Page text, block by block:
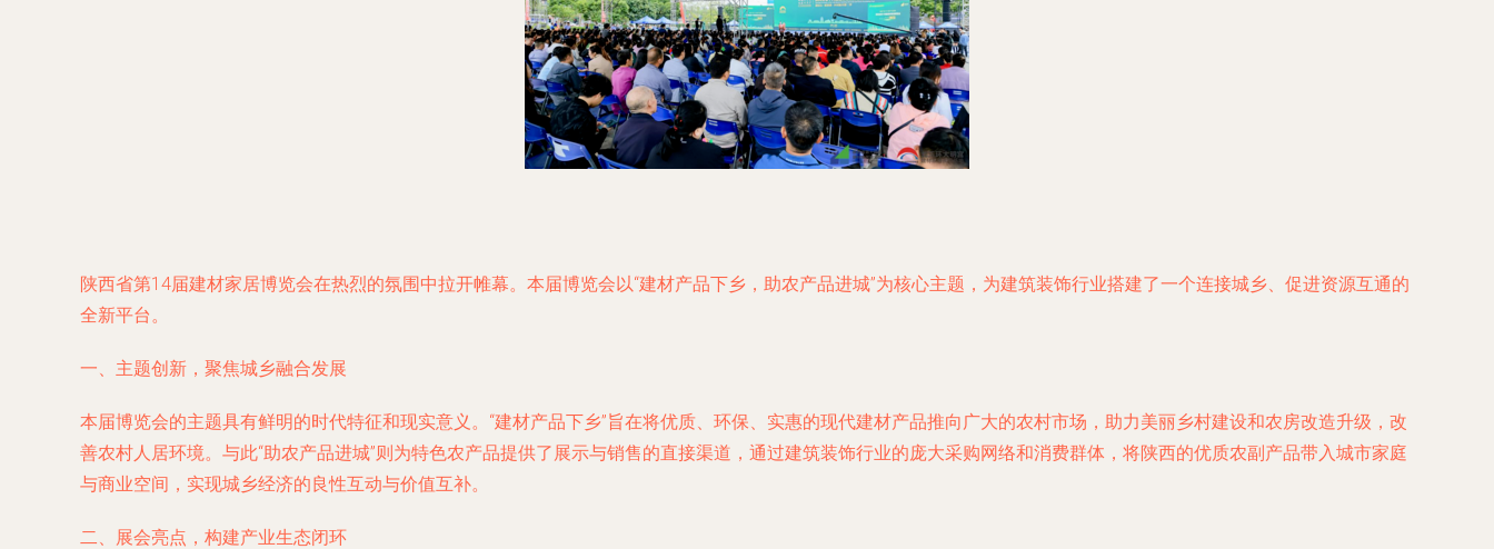
陕西省第14届建材家居博览会在热烈的氛围中拉开帷幕。本届博览会以“建材产品下乡，助农产品进城”为核心主题，为建筑装饰行业搭建了一个连接城乡、促进资源互通的
全新平台。
一、主题创新，聚焦城乡融合发展
本届博览会的主题具有鲜明的时代特征和现实意义。“建材产品下乡”旨在将优质、环保、实惠的现代建材产品推向广大的农村市场，助力美丽乡村建设和农房改造升级，改
善农村人居环境。与此“助农产品进城”则为特色农产品提供了展示与销售的直接渠道，通过建筑装饰行业的庞大采购网络和消费群体，将陕西的优质农副产品带入城市家庭
与商业空间，实现城乡经济的良性互动与价值互补。
二、展会亮点，构建产业生态闭环